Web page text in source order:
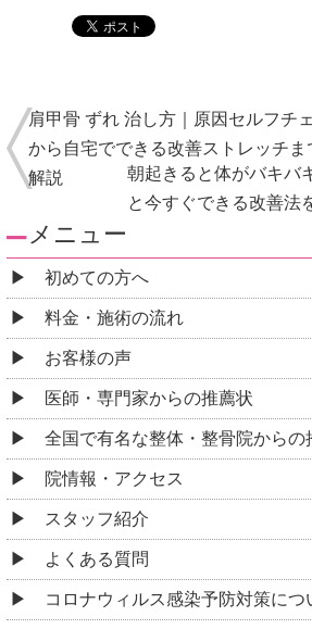
全国で有名な整体・整骨院からの
よくある質問
コロナウィルス感染予防対策につ
ご予約・お問合せ
採用情報
コラム監修者
ブログ
お悩み別コース紹介
腰痛
肩こり
頭痛
顎関節症
四十肩・五十肩